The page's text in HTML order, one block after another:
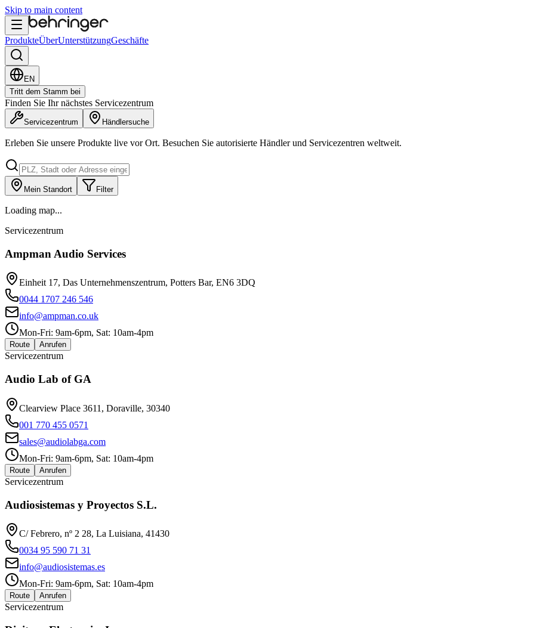
Skip to main content
ProdukteÜberUnterstützungGeschäfte
EN
Tritt dem Stamm bei
Finden Sie Ihr nächstes Servicezentrum
Servicezentrum Händlersuche
Erleben Sie unsere Produkte live vor Ort. Besuchen Sie autorisierte Händler und Servicezentren weltweit.
Mein Standort Filter
Loading map...
Servicezentrum
Ampman Audio Services
Einheit 17, Das Unternehmenszentrum, Potters Bar, EN6 3DQ
0044 1707 246 546
info@ampman.co.uk
Mon-Fri: 9am-6pm, Sat: 10am-4pm
Route Anrufen
Servicezentrum
Audio Lab of GA
Clearview Place 3611, Doraville, 30340
001 770 455 0571
sales@audiolabga.com
Mon-Fri: 9am-6pm, Sat: 10am-4pm
Route Anrufen
Servicezentrum
Audiosistemas y Proyectos S.L.
C/ Febrero, nº 2 28, La Luisiana, 41430
0034 95 590 71 31
info@audiosistemas.es
Mon-Fri: 9am-6pm, Sat: 10am-4pm
Route Anrufen
Servicezentrum